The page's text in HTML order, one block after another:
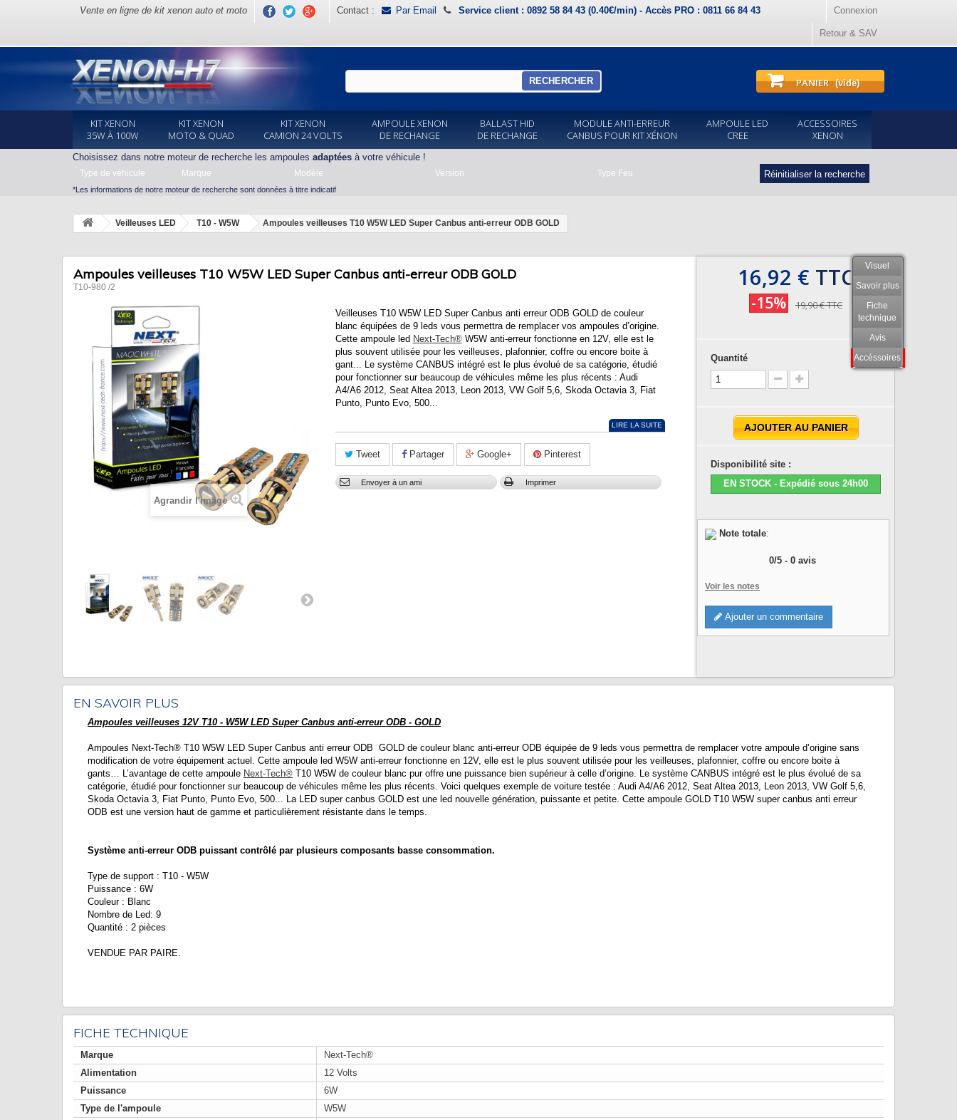
Vente en ligne de kit xenon auto et moto Connexion
Contact : Par Email Service client : 0892 58 84 43 (0.40€/min) - Accès PRO : 0811 66 84 43
Retour & SAV
RECHERCHER PANIER (vide)
KIT XENON
35W À 100W
KIT XENON
MOTO & QUAD
KIT XENON
CAMION 24 VOLTS
AMPOULE XENON
DE RECHANGE
BALLAST HID
DE RECHANGE
MODULE ANTI-ERREUR
CANBUS POUR KIT XÉNON
AMPOULE LED
CREE
ACCESSOIRES
XENON
Choisissez dans notre moteur de recherche les ampoules adaptées à votre véhicule !
Type de véhicule Marque Modèle Version Type Feu Réinitialiser la recherche
*Les informations de notre moteur de recherche sont données à titre indicatif
Veilleuses LED T10 - W5W Ampoules veilleuses T10 W5W LED Super Canbus anti-erreur ODB GOLD
Visuel
Savoir plus
Fiche
technique
Avis
Accéssoires
Ampoules veilleuses T10 W5W LED Super Canbus anti-erreur ODB GOLD
T10-980 /2
Agrandir l'image
Veilleuses T10 W5W LED Super Canbus anti erreur ODB GOLD de couleur
blanc équipées de 9 leds vous permettra de remplacer vos ampoules d’origine.
Cette ampoule led Next-Tech®W5W anti-erreur fonctionne en 12V, elle est le
plus souvent utilisée pour les veilleuses, plafonnier, coffre ou encore boite à
gant... Le système CANBUS intégré est le plus évolué de sa catégorie, étudié
pour fonctionner sur beaucoup de véhicules même les plus récents : Audi
A4/A6 2012, Seat Altea 2013, Leon 2013, VW Golf 5,6, Skoda Octavia 3, Fiat
Punto, Punto Evo, 500...
LIRE LA SUITE
Tweet Partager Google+ Pinterest
Envoyer à un ami Imprimer
16,92 € TTC
-15% 19,90 €TTC
Quantité
AJOUTER AU PANIER
Disponibilité site :
EN STOCK - Expédié sous 24h00
Note totale:
0/5 - 0 avis
Voir les notes
Ajouter un commentaire
EN SAVOIR PLUS
Ampoules veilleuses 12V T10 - W5W LED Super Canbus anti-erreur ODB - GOLD
Ampoules Next-Tech® T10 W5W LED Super Canbus anti erreur ODB GOLD de couleur blanc anti-erreur ODB équipée de 9 leds vous permettra de remplacer votre ampoule d’origine sans
modification de votre équipement actuel. Cette ampoule led W5W anti-erreur fonctionne en 12V, elle est le plus souvent utilisée pour les veilleuses, plafonnier, coffre ou encore boite à
gants… L’avantage de cette ampoule Next-Tech® T10 W5W de couleur blanc pur offre une puissance bien supérieur à celle d’origine. Le système CANBUS intégré est le plus évolué de sa
catégorie, étudié pour fonctionner sur beaucoup de véhicules même les plus récents. Voici quelques exemple de voiture testée : Audi A4/A6 2012, Seat Altea 2013, Leon 2013, VW Golf 5,6,
Skoda Octavia 3, Fiat Punto, Punto Evo, 500... La LED super canbus GOLD est une led nouvelle génération, puissante et petite. Cette ampoule GOLD T10 W5W super canbus anti erreur
ODB est une version haut de gamme et particulièrement résistante dans le temps.
Système anti-erreur ODB puissant contrôlé par plusieurs composants basse consommation.
Type de support : T10 - W5W
Puissance : 6W
Couleur : Blanc
Nombre de Led: 9
Quantité : 2 pièces
VENDUE PAR PAIRE.
FICHE TECHNIQUE
Marque
Next-Tech®
Alimentation
12 Volts
Puissance
6W
Type de l'ampoule
W5W